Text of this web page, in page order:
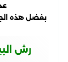
بفضل هذه
رش